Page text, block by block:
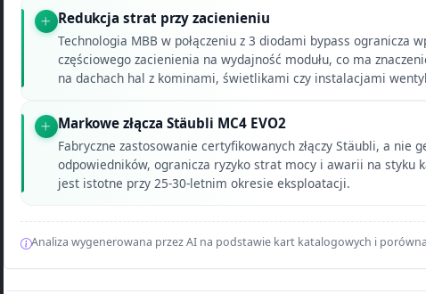
Redukcja strat przy zacienieniu
Technologia MBB w połączeniu z 3 diodami bypass ogranicza
częściowego zacienienia na wydajność modułu, co ma
na dachach hal z kominami, świetlikami czy instalacjami
Markowe złącza Stäubli MC4 EVO2
Fabryczne zastosowanie certyfikowanych złączy Stäubli, a nie
odpowiedników, ogranicza ryzyko strat mocy i awarii na styku
jest istotne przy 25-30-letnim okresie eksploatacji.
Analiza wygenerowana przez AI na podstawie kart katalogowych i